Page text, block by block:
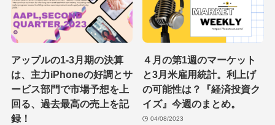
アップルの1-3月期の決算
は、主力iPhoneの好調とサ
ービス部門で市場予想を上
回る、過去最高の売上を記
録！
４月の第1週のマーケット
と3月米雇用統計。利上げ
の可能性は？『経済投資ク
イズ』今週のまとめ。
04/08/2023